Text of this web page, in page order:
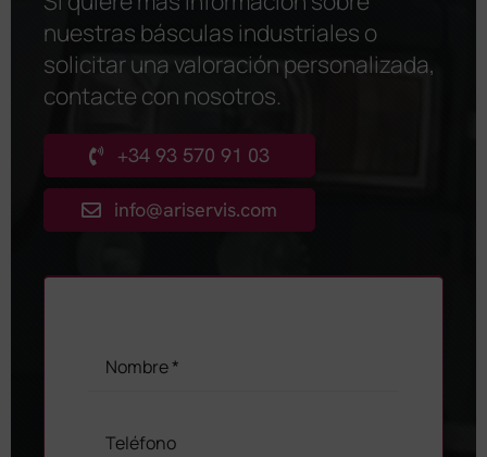
nuestras básculas industriales o
solicitar una valoración personalizada,
contacte con nosotros.
+34 93 570 91 03
info@ariservis.com